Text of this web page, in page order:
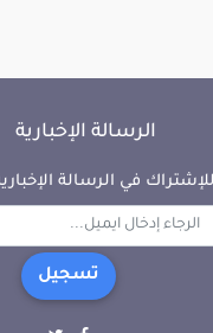
الرسالة الإخبارية
للإشتراك في الرسالة
تسجيل